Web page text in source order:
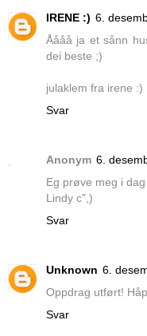
IRENE :) 6.
Åååå ja et sånn
dei beste ;)
julaklem fra irene :)
Svar
Anonym 6.
Eg prøve meg i
Lindy c",)
Svar
Unknown 6.
Oppdrag utført!
Svar